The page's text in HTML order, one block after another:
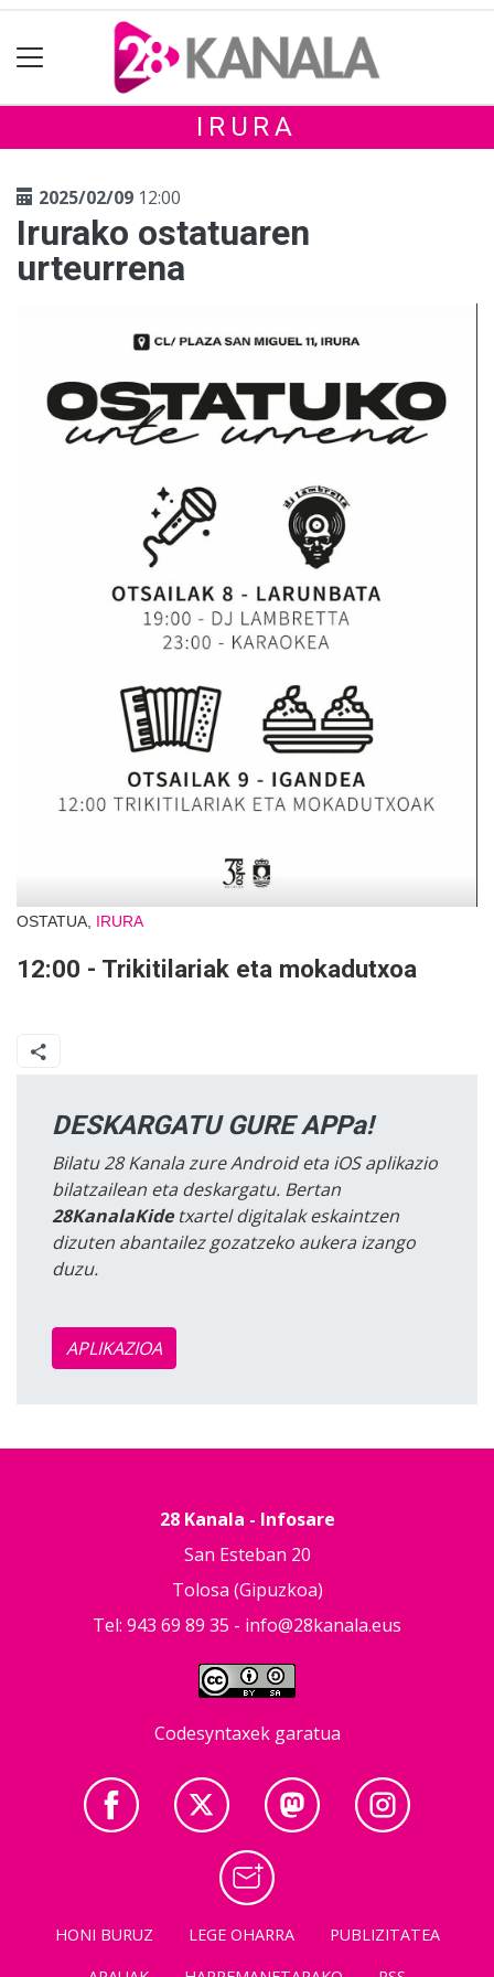
IRURA
2025/02/09 12:00
Irurako ostatuaren
urteurrena
OSTATUA, IRURA
12:00 - Trikitilariak eta mokadutxoa
DESKARGATU GURE APPa!
Bilatu 28 Kanala zure Android eta iOS aplikazio
bilatzailean eta deskargatu. Bertan
28KanalaKidetxartel digitalak eskaintzen
dizuten abantailez gozatzeko aukera izango
duzu.
APLIKAZIOA
28 Kanala - Infosare
San Esteban 20
Tolosa (Gipuzkoa)
Tel: 943 69 89 35 - info@28kanala.eus
Codesyntaxek garatua
HONI BURUZ LEGE OHARRA
PUBLIZITATEA